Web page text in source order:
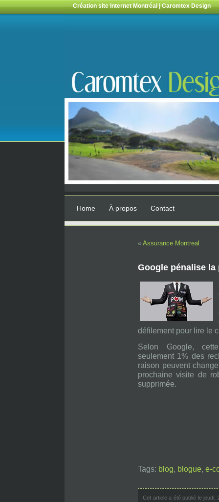
Création site Internet Montréal | Caromtex Design
Home À propos Contact
« Assurance Montreal
Google pénalise
défilement pour lire le
Selon Google,
seulement 1% des
raison peuvent
prochaine visite de
supprimée.
Tags: blog, blogue, e-
Cet article a été publié le